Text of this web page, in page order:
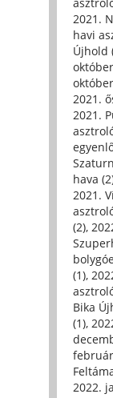
2021.
havi
Újhold
2021.
2021.
hava
2021.
(2),
(1),
Bika
(1),
2022.